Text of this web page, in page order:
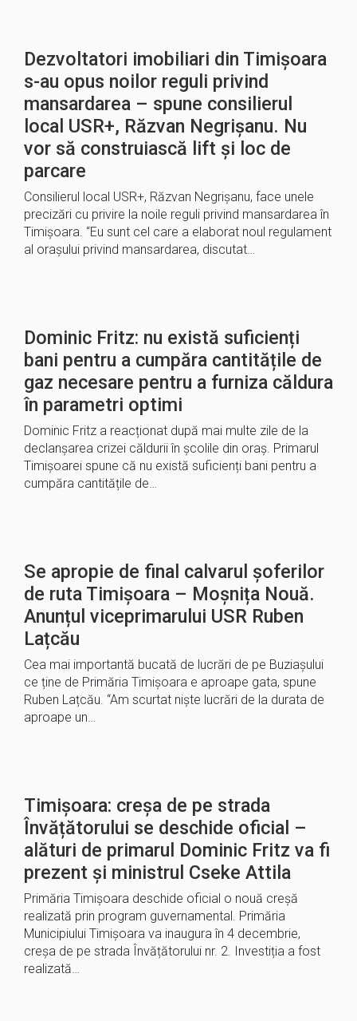
Dezvoltatori imobiliari din Timișoara
s-au opus noilor reguli privind
mansardarea – spune consilierul
local USR+, Răzvan Negrișanu. Nu
vor să construiască lift și loc de
parcare
Consilierul local USR+, Răzvan Negrișanu, face unele
precizări cu privire la noile reguli privind mansardarea în
Timișoara. “Eu sunt cel care a elaborat noul regulament
al orașului privind mansardarea, discutat…
Dominic Fritz: nu există suficienți
bani pentru a cumpăra cantitățile de
gaz necesare pentru a furniza căldura
în parametri optimi
Dominic Fritz a reacționat după mai multe zile de la
declanșarea crizei căldurii în școlile din oraș. Primarul
Timișoarei spune că nu există suficienți bani pentru a
cumpăra cantitățile de…
Se apropie de final calvarul șoferilor
de ruta Timișoara – Moșnița Nouă.
Anunțul viceprimarului USR Ruben
Lațcău
Cea mai importantă bucată de lucrări de pe Buziașului
ce ține de Primăria Timișoara e aproape gata, spune
Ruben Lațcău. “Am scurtat niște lucrări de la durata de
aproape un…
Timișoara: creșa de pe strada
Învățătorului se deschide oficial –
alături de primarul Dominic Fritz va fi
prezent și ministrul Cseke Attila
Primăria Timișoara deschide oficial o nouă creșă
realizată prin program guvernamental. Primăria
Municipiului Timișoara va inaugura în 4 decembrie,
creșa de pe strada Învățătorului nr. 2. Investiția a fost
realizată…